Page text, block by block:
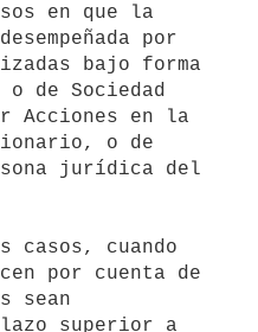
en que la
por
o de Sociedad
o de
cuando
por cuenta de
superior a